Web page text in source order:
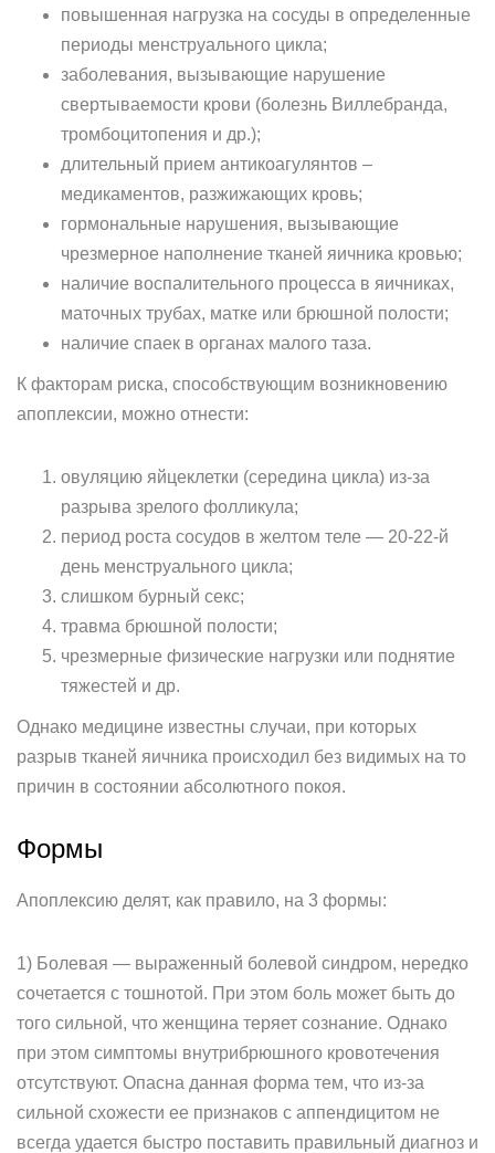
повышенная нагрузка на сосуды в определенные
периоды менструального цикла;
заболевания, вызывающие нарушение
свертываемости крови (болезнь Виллебранда,
тромбоцитопения и др.);
длительный прием антикоагулянтов –
медикаментов, разжижающих кровь;
гормональные нарушения, вызывающие
чрезмерное наполнение тканей яичника кровью;
наличие воспалительного процесса в яичниках,
маточных трубах, матке или брюшной полости;
наличие спаек в органах малого таза.
К факторам риска, способствующим возникновению
апоплексии, можно отнести:
овуляцию яйцеклетки (середина цикла) из-за
разрыва зрелого фолликула;
период роста сосудов в желтом теле — 20-22-й
день менструального цикла;
слишком бурный секс;
травма брюшной полости;
чрезмерные физические нагрузки или поднятие
тяжестей и др.
Однако медицине известны случаи, при которых
разрыв тканей яичника происходил без видимых на то
причин в состоянии абсолютного покоя.
Формы
Апоплексию делят, как правило, на 3 формы:
1) Болевая — выраженный болевой синдром, нередко
сочетается с тошнотой. При этом боль может быть до
того сильной, что женщина теряет сознание. Однако
при этом симптомы внутрибрюшного кровотечения
отсутствуют. Опасна данная форма тем, что из-за
сильной схожести ее признаков с аппендицитом не
всегда удается быстро поставить правильный диагноз и